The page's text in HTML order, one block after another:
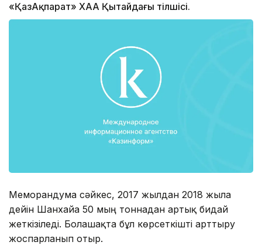
«ҚазАқпарат» ХАА Қытайдағы тілшісі.
Меморандумға сәйкес, 2017 жылдан 2018 жылға
дейін Шанхайға 50 мың тоннадан артық бидай
жеткізіледі. Болашақта бұл көрсеткішті арттыру
жоспарланып отыр.